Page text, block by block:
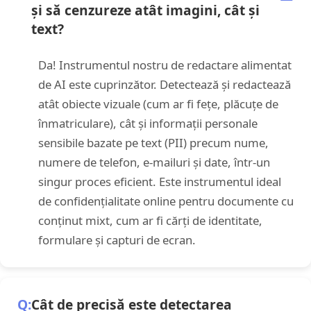
și să cenzureze atât imagini, cât și
text?
Da! Instrumentul nostru de redactare alimentat
de AI este cuprinzător. Detectează și redactează
atât obiecte vizuale (cum ar fi fețe, plăcuțe de
înmatriculare), cât și informații personale
sensibile bazate pe text (PII) precum nume,
numere de telefon, e‑mailuri și date, într-un
singur proces eficient. Este instrumentul ideal
de confidențialitate online pentru documente cu
conținut mixt, cum ar fi cărți de identitate,
formulare și capturi de ecran.
Cât de precisă este detectarea